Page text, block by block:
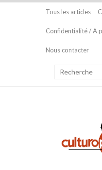
Tous les articles
Confidentialité / A
Nous contacter